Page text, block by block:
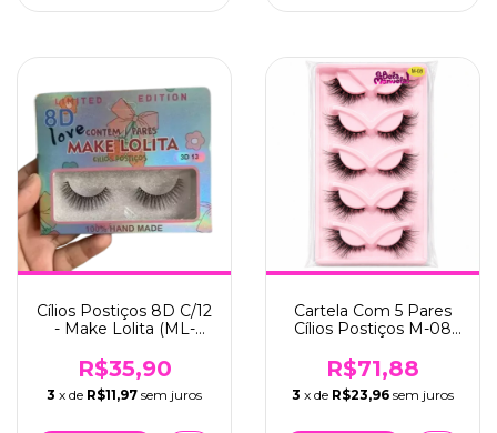
Cílios Postiços 8D C/12
- Make Lolita (ML-
R$35,90
3 x de R$11,97 sem juros
Cartela Com 5 Pares
Cílios Postiços M-08
(QBM-668-8)
R$71,88
3 x de R$23,96 sem juros